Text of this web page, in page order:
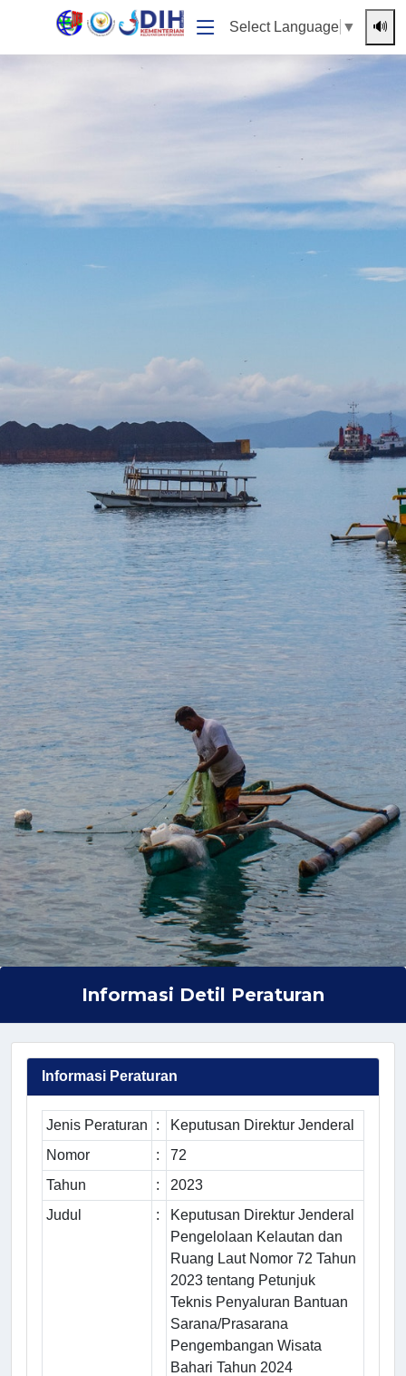
Select Language ▼ 🔊
Informasi Detil Peraturan
Informasi Peraturan
Jenis Peraturan :
Keputusan Direktur Jenderal
Nomor
:
72
Tahun
:
2023
Judul
:
Keputusan Direktur Jenderal
Pengelolaan Kelautan dan
Ruang Laut Nomor 72 Tahun
2023 tentang Petunjuk
Teknis Penyaluran Bantuan
Sarana/Prasarana
Pengembangan Wisata
Bahari Tahun 2024